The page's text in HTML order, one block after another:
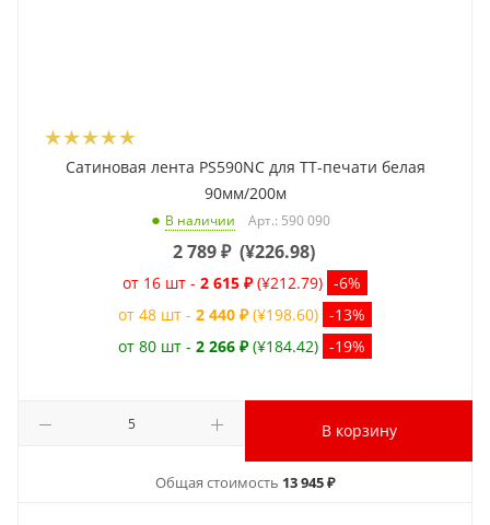
Сатиновая лента PS590NC для ТТ-печати белая
90мм/200м
В наличии Арт.: 590 090
2 789₽ (¥226.98)
от 16 шт - 2 615 ₽ (¥212.79) -6%
от 48 шт - 2 440 ₽ (¥198.60) -13%
от 80 шт - 2 266 ₽ (¥184.42) -19%
В корзину
Общая стоимость 13 945 ₽